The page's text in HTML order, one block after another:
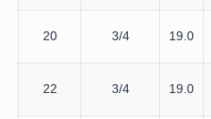
20 3/4 19.0
22 3/4 19.0